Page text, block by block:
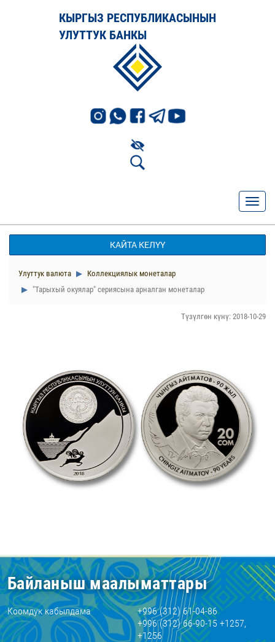
КЫРГЫЗ РЕСПУБЛИКАСЫНЫН
УЛУТТУК БАНКЫ
КАЙТА КЕЛҮҮ
Улуттук валюта
Коллекциялык монеталар
"Тарыхый окуялар" сериясына арналган монеталар
Түзүлгөн күнү: 2018-10-29
Байланыш маалыматтары
Коомдук кабылдама
+996 (312) 61-04-86
+996 (312) 66-90-15 +1257,
+1256